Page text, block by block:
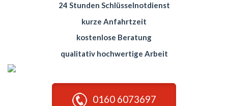
24 Stunden Schlüsselnotdienst
kurze Anfahrtzeit
kostenlose Beratung
qualitativ hochwertige Arbeit
0160 6073697